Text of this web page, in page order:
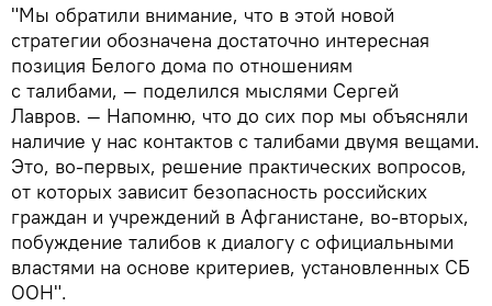
"Мы обратили внимание, что в этой новой
стратегии обозначена достаточно интересная
позиция Белого дома по отношениям
с талибами, — поделился мыслями Сергей
Лавров. — Напомню, что до сих пор мы объясняли
наличие у нас контактов с талибами двумя вещами.
Это, во-первых, решение практических вопросов,
от которых зависит безопасность российских
граждан и учреждений в Афганистане, во-вторых,
побуждение талибов к диалогу с официальными
властями на основе критериев, установленных СБ
ООН".